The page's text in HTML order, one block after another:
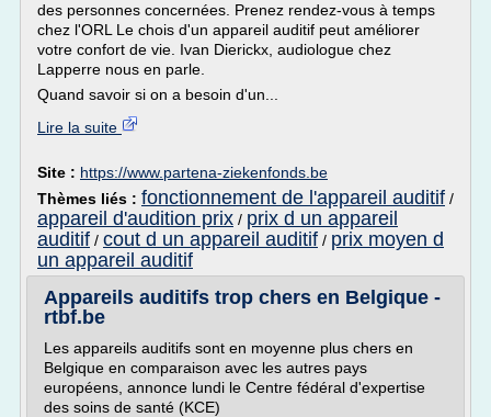
des personnes concernées. Prenez rendez-vous à temps
chez l'ORL Le chois d'un appareil auditif peut améliorer
votre confort de vie. Ivan Dierickx, audiologue chez
Lapperre nous en parle.
Quand savoir si on a besoin d'un...
Lire la suite
Site : https://www.partena-ziekenfonds.be
Thèmes liés : fonctionnement de l'appareil auditif /
appareil d'audition prix / prix d un appareil
auditif / cout d un appareil auditif / prix moyen d
un appareil auditif
Appareils auditifs trop chers en Belgique -
rtbf.be
Les appareils auditifs sont en moyenne plus chers en
Belgique en comparaison avec les autres pays
européens, annonce lundi le Centre fédéral d'expertise
des soins de santé (KCE)